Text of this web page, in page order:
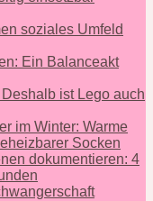
soziales Umfeld
Ein Balanceakt
ist Lego auch
im Winter: Warme
Socken
dokumentieren: 4